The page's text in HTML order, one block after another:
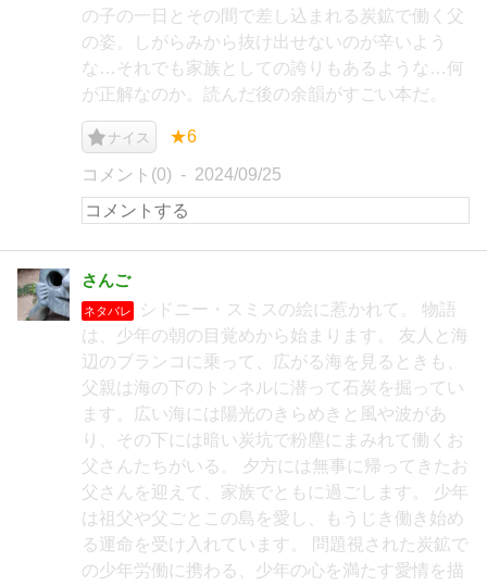
の子の一日とその間で差し込まれる炭鉱で働く父
の姿。しがらみから抜け出せないのが辛いよう
な…それでも家族としての誇りもあるような…何
が正解なのか。読んだ後の余韻がすごい本だ。
ナイス ★6
コメント(0) 2024/09/25
さんご
ネタバレ
シドニー・スミスの絵に惹かれて。 物語
は、少年の朝の目覚めから始まります。 友人と海
辺のブランコに乗って、広がる海を見るときも、
父親は海の下のトンネルに潜って石炭を掘ってい
ます。広い海には陽光のきらめきと風や波があ
り、その下には暗い炭坑で粉塵にまみれて働くお
父さんたちがいる。 夕方には無事に帰ってきたお
父さんを迎えて、家族でともに過ごします。 少年
は祖父や父ごとこの島を愛し、もうじき働き始め
る運命を受け入れています。 問題視された炭鉱で
の少年労働に携わる、少年の心を満たす愛情を描